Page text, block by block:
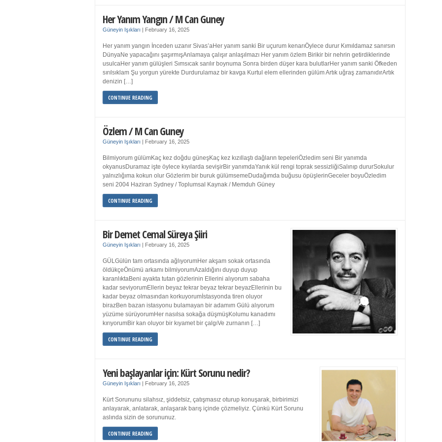
Her Yanım Yangın / M Can Guney
Güneyin Işıkları February 16, 2025
Her yanım yangın İnceden uzanır Sivas’aHer yanım sanki Bir uçurum kenarıÖylece durur Kımıldamaz sanırsın
DünyaNe yapacağını şaşırmışAnlamaya çalışır anlaşılmazı Her yanım özlem Birikir bir nehrin getirdiklerinde
usulcaHer yanım gülüşleri Sımsıcak sarılır boynuma Sonra birden düşer kara bulutlarHer yanım sanki Öfkeden
sırılsıklam Şu yorgun yürekte Durdurulamaz bir kavga Kurtul elem ellerinden gülüm Artık uğraş zamanıdırArtık
denizin […]
CONTINUE READING
Özlem / M Can Guney
Güneyin Işıkları February 16, 2025
Bilmiyorum gülümKaç kez doğdu güneşKaç kez kızıllaştı dağların tepeleriÖzledim seni Bir yanımda
okyanusDuramaz işte öylece kıyılarda sevişirBir yanımdaYanık kül rengi toprak sessizliğiSalınıp dururSokulur
yalnızlığıma kokun olur Gözlerim bir buruk gülümsemeDudağımda buğusu öpüşlerinGeceler boyuÖzledim
seni 2004 Haziran Sydney / Toplumsal Kaynak / Memduh Güney
CONTINUE READING
Bir Demet Cemal Süreya Şiiri
Güneyin Işıkları February 16, 2025
GÜLGülün tam ortasında ağlıyorumHer akşam sokak ortasında
öldükçeÖnümü arkamı bilmiyorumAzaldığını duyup duyup
karanlıktaBeni ayakta tutan gözlerinin Ellerini alıyorum sabaha
kadar seviyorumEllerin beyaz tekrar beyaz tekrar beyazEllerinin bu
kadar beyaz olmasından korkuyorumİstasyonda tiren oluyor
birazBen bazan istasyonu bulamayan bir adamım Gülü alıyorum
yüzüme sürüyorumHer nasılsa sokağa düşmüşKolumu kanadımı
kırıyorumBir kan oluyor bir kıyamet bir çalgıVe zurnanın […]
CONTINUE READING
Yeni başlayanlar için: Kürt Sorunu nedir?
Güneyin Işıkları February 16, 2025
Kürt Sorununu silahsız, şiddetsiz, çatışmasız oturup konuşarak, birbirimizi
anlayarak, anlatarak, anlaşarak barış içinde çözmeliyiz. Çünkü Kürt Sorunu
aslında sizin de sorununuz.
CONTINUE READING